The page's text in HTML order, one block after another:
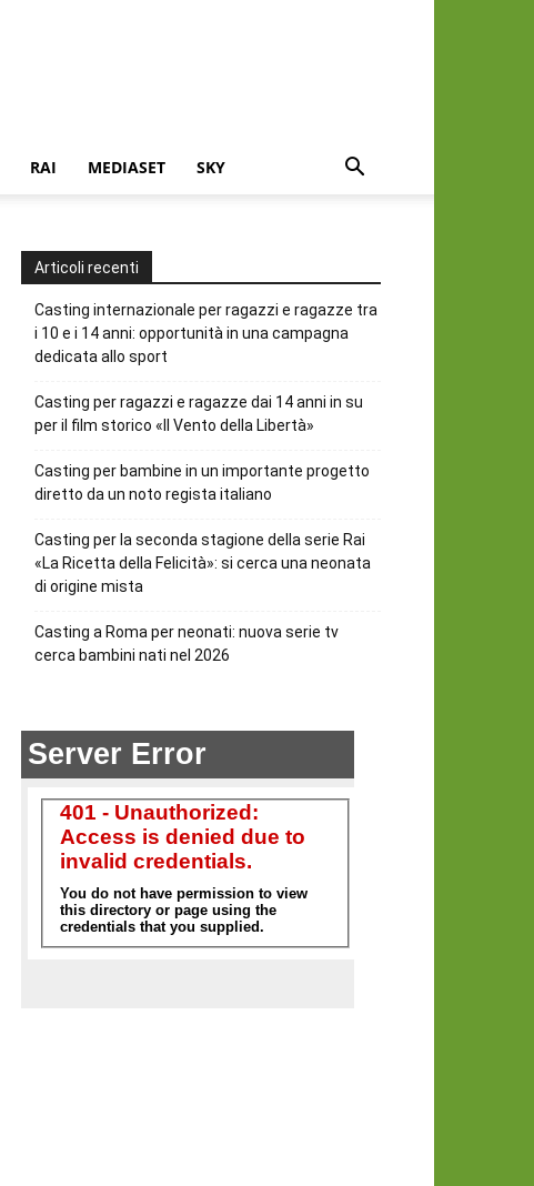
RAI MEDIASET SKY
Articoli recenti
Casting internazionale per ragazzi e ragazze tra
i 10 e i 14 anni: opportunità in una campagna
dedicata allo sport
Casting per ragazzi e ragazze dai 14 anni in su
per il film storico «Il Vento della Libertà»
Casting per bambine in un importante progetto
diretto da un noto regista italiano
Casting per la seconda stagione della serie Rai
«La Ricetta della Felicità»: si cerca una neonata
di origine mista
Casting a Roma per neonati: nuova serie tv
cerca bambini nati nel 2026